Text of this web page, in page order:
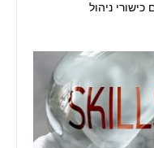
ניהול